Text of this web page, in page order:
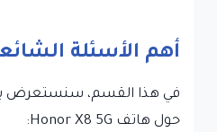
أهم الأسئلة
في هذا القسم، سنستعرض
حول هاتف Honor X8 5G: